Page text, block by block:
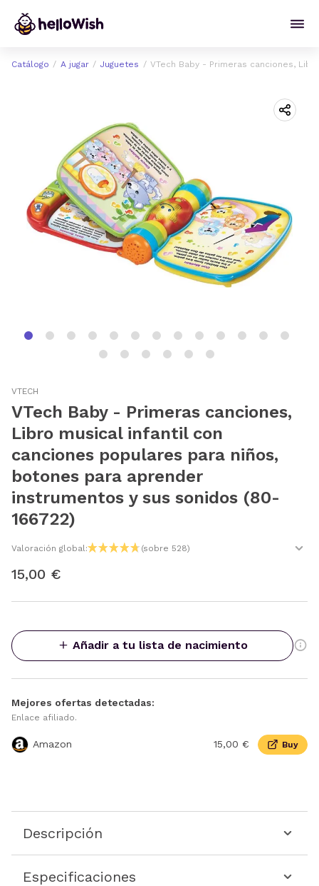
Catálogo A jugar Juguetes VTech Baby - Primeras canciones,
VTECH
VTech Baby - Primeras canciones,
Libro musical infantil con
canciones populares para niños,
botones para aprender
instrumentos y sus sonidos (80-
166722)
Valoración global: (sobre 528)
15,00 €
Añadir a tu lista de nacimiento
Mejores ofertas detectadas:
Enlace afiliado.
Amazon 15,00 € Buy
Descripción
Especificaciones